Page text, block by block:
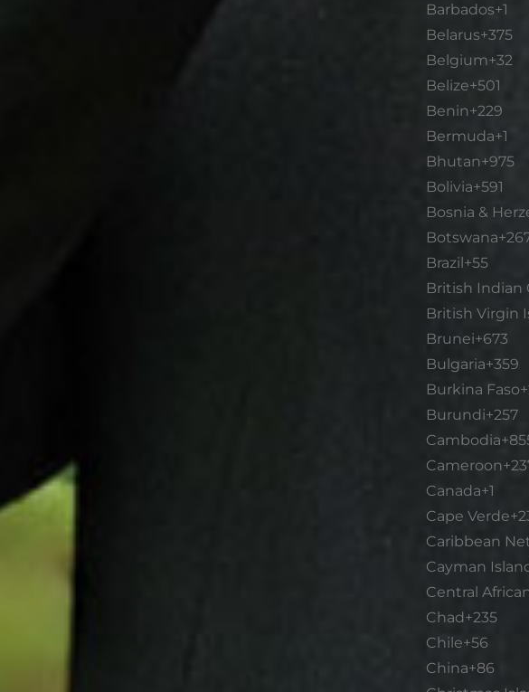
Barbados+1
Belarus+375
Belgium+32
Belize+501
Benin+229
Bermuda+1
Bhutan+975
Bolivia+591
Bosnia &
Botswana
Brazil+55
British Indian
British Virgin
Brunei+673
Bulgaria+359
Burkina Faso
Burundi+257
Cambodia
Cameroon
Canada+1
Cape Verde
Caribbean
Cayman
Central
Chad+235
Chile+56
China+86